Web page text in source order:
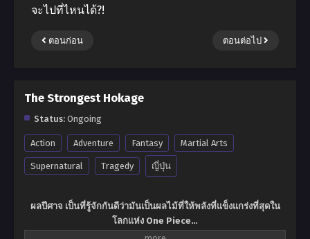
จะไปที่ไหนได้?!
ตอนก่อน ตอนต่อไป
The Strongest Hokage
Status: Ongoing
Action Adventure Fantasy Martial Arts
Supernatural Tragedy ญี่ปุ่น
ผลปีศาจ เป็นที่รู้จักกันดีว่ามันเป็นผลไม้ที่ให้พลังที่แข็งแกร่งที่สุดใน
โลกแห่ง One Piece…